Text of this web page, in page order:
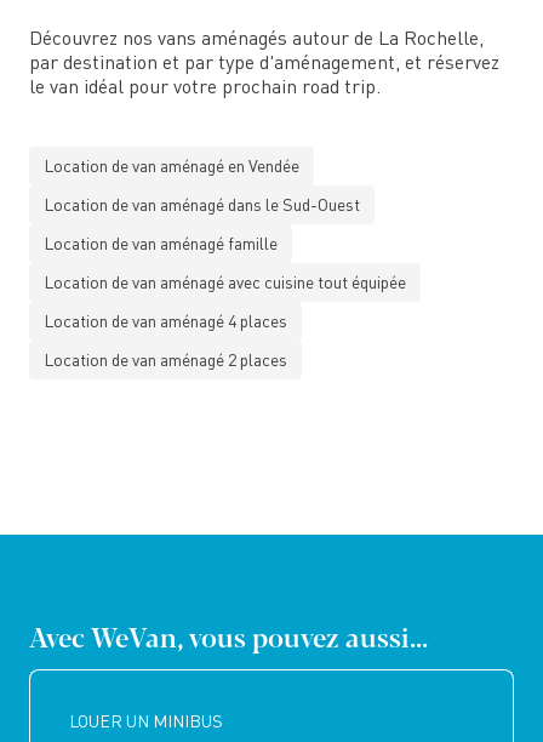
Découvrez nos vans aménagés autour de La Rochelle,
par destination et par type d'aménagement, et réservez
le van idéal pour votre prochain road trip.
Location de van aménagé en Vendée
Location de van aménagé dans le Sud-Ouest
Location de van aménagé famille
Location de van aménagé avec cuisine tout équipée
Location de van aménagé 4 places
Location de van aménagé 2 places
Avec WeVan, vous pouvez aussi...
LOUER UN MINIBUS